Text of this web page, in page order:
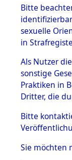
1.
mente
1.2.9
1.2.9.1
dem
dem
Bitte
sexuelle
in
Als Nutzer
sonstige
Praktiken in
Dritter, die
Bitte
Sie möchten